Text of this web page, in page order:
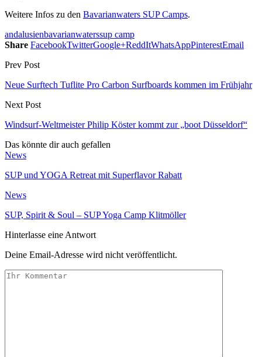
Weitere Infos zu den Bavarianwaters SUP Camps.
andalusienbavarianwaterssup camp
Share FacebookTwitterGoogle+ReddItWhatsAppPinterestEmail
Prev Post
Neue Surftech Tuflite Pro Carbon Surfboards kommen im Frühjahr
Next Post
Windsurf-Weltmeister Philip Köster kommt zur „boot Düsseldorf“
Das könnte dir auch gefallen
News
SUP und YOGA Retreat mit Superflavor Rabatt
News
SUP, Spirit & Soul – SUP Yoga Camp Klitmöller
Hinterlasse eine Antwort
Deine Email-Adresse wird nicht veröffentlicht.